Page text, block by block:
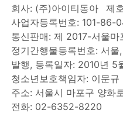
회사: (주)아이티동아
제
사업자등록번호: 101-86-
통신판매: 제 2017-서울마
정기간행물등록번호: 서
발행, 등록일자: 2010년 5
청소년보호책임자: 이문규
주소: 서울시 마포구 양
전화: 02-6352-8220